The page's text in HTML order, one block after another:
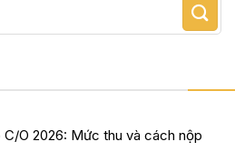
C/O 2026: Mức thu và cách nộp